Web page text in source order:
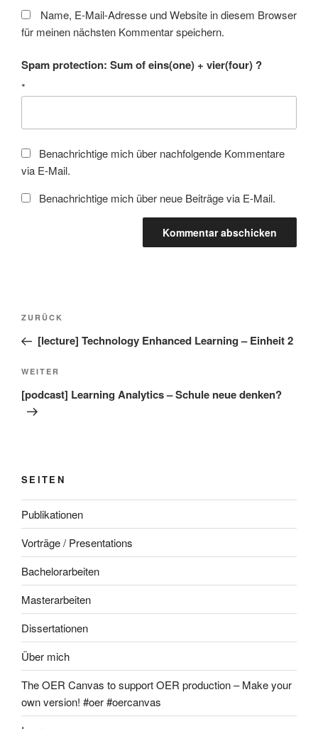
Name, E-Mail-Adresse und Website in diesem Browser
für meinen nächsten Kommentar speichern.
Spam protection: Sum of eins(one) + vier(four) ?
*
Benachrichtige mich über nachfolgende Kommentare
via E-Mail.
Benachrichtige mich über neue Beiträge via E-Mail.
Beitragsnavigation
Vorheriger
Beitrag
ZURÜCK
[lecture] Technology Enhanced Learning – Einheit 2
Nächster
Beitrag
WEITER
[podcast] Learning Analytics – Schule neue denken?
SEITEN
Publikationen
Vorträge / Presentations
Bachelorarbeiten
Masterarbeiten
Dissertationen
Über mich
The OER Canvas to support OER production – Make your
own version! #oer #oercanvas